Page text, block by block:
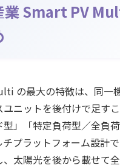
業 Smart PV
の最大の特徴は、同一
ユニットを後付けで足す
型」「特定負荷型／全負
チプラットフォーム設計
太陽光を後から載せて